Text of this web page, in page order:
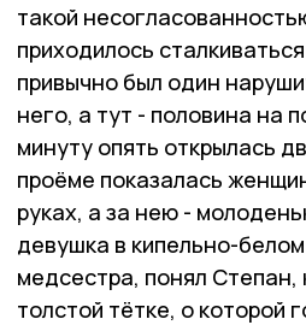
такой
приходилось
привычно был один
него, а тут - половина на
минуту опять открылась
проёме показалась
руках, а за нею -
девушка в кипельно-
медсестра, понял Степан,
толстой тётке, о которой